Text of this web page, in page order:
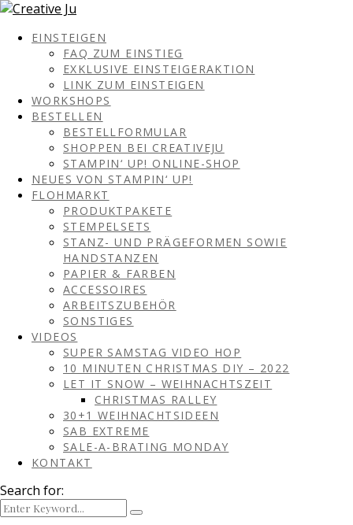
EINSTEIGEN
FAQ ZUM EINSTIEG
EXKLUSIVE EINSTEIGERAKTION
LINK ZUM EINSTEIGEN
WORKSHOPS
BESTELLEN
BESTELLFORMULAR
SHOPPEN BEI CREATIVEJU
STAMPIN‘ UP! ONLINE-SHOP
NEUES VON STAMPIN‘ UP!
FLOHMARKT
PRODUKTPAKETE
STEMPELSETS
STANZ- UND PRÄGEFORMEN SOWIE
HANDSTANZEN
PAPIER & FARBEN
ACCESSOIRES
ARBEITSZUBEHÖR
SONSTIGES
VIDEOS
SUPER SAMSTAG VIDEO HOP
10 MINUTEN CHRISTMAS DIY – 2022
LET IT SNOW – WEIHNACHTSZEIT
CHRISTMAS RALLEY
30+1 WEIHNACHTSIDEEN
SAB EXTREME
SALE-A-BRATING MONDAY
KONTAKT
Search for: